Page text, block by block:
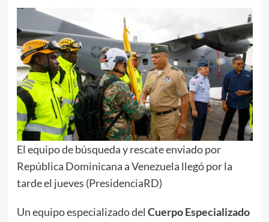
El equipo de búsqueda y rescate enviado por
República Dominicana a Venezuela llegó por la
tarde el jueves (PresidenciaRD)
Un equipo especializado del Cuerpo Especializado